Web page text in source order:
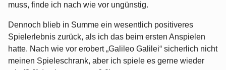
muss, finde ich nach wie vor ungünstig.
Dennoch blieb in Summe ein wesentlich positiveres
Spielerlebnis zurück, als ich das beim ersten Anspielen
hatte. Nach wie vor erobert „Galileo Galilei“ sicherlich nicht
meinen Spieleschrank, aber ich spiele es gerne wieder